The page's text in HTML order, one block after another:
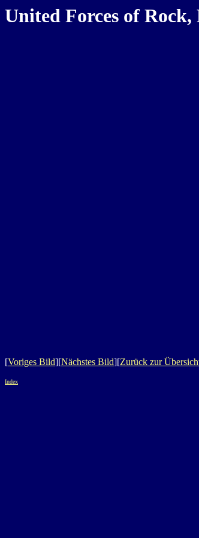
United Forces of
[Voriges Bild][Nächstes Bild][Zurück zur
Index